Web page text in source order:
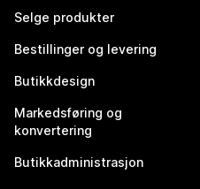
Selge produkter
Bestillinger og levering
Butikkdesign
Markedsføring og
konvertering
Butikkadministrasjon